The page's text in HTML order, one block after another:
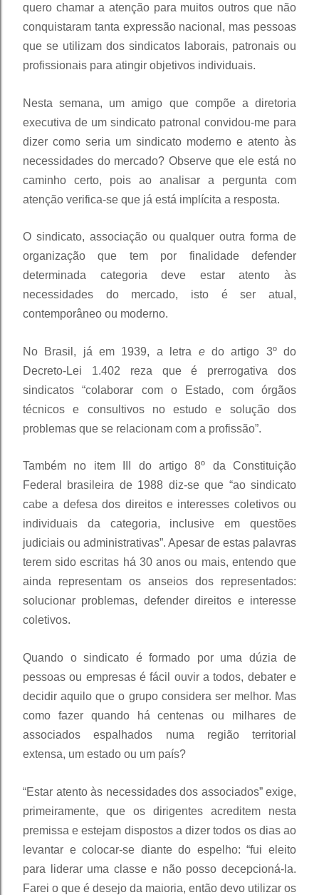
quero chamar a atenção para muitos outros que não
conquistaram tanta expressão nacional, mas pessoas
que se utilizam dos sindicatos laborais, patronais ou
profissionais para atingir objetivos individuais.
Nesta semana, um amigo que compõe a diretoria
executiva de um sindicato patronal convidou-me para
dizer como seria um sindicato moderno e atento às
necessidades do mercado? Observe que ele está no
caminho certo, pois ao analisar a pergunta com
atenção verifica-se que já está implícita a resposta.
O sindicato, associação ou qualquer outra forma de
organização que tem por finalidade defender
determinada categoria deve estar atento às
necessidades do mercado, isto é ser atual,
contemporâneo ou moderno.
No Brasil, já em 1939, a letra edo artigo 3º do
Decreto-Lei 1.402 reza que é prerrogativa dos
sindicatos “colaborar com o Estado, com órgãos
técnicos e consultivos no estudo e solução dos
problemas que se relacionam com a profissão”.
Também no item III do artigo 8º da Constituição
Federal brasileira de 1988 diz-se que “ao sindicato
cabe a defesa dos direitos e interesses coletivos ou
individuais da categoria, inclusive em questões
judiciais ou administrativas”. Apesar de estas palavras
terem sido escritas há 30 anos ou mais, entendo que
ainda representam os anseios dos representados:
solucionar problemas, defender direitos e interesse
coletivos.
Quando o sindicato é formado por uma dúzia de
pessoas ou empresas é fácil ouvir a todos, debater e
decidir aquilo que o grupo considera ser melhor. Mas
como fazer quando há centenas ou milhares de
associados espalhados numa região territorial
extensa, um estado ou um país?
“Estar atento às necessidades dos associados” exige,
primeiramente, que os dirigentes acreditem nesta
premissa e estejam dispostos a dizer todos os dias ao
levantar e colocar-se diante do espelho: “fui eleito
para liderar uma classe e não posso decepcioná-la.
Farei o que é desejo da maioria, então devo utilizar os